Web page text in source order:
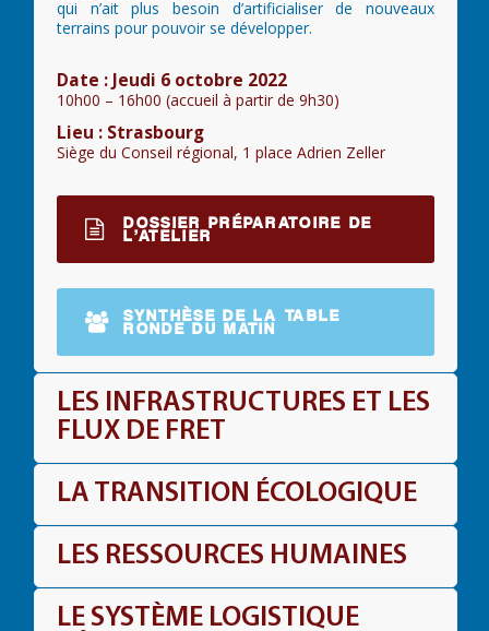
qui n’ait plus besoin d’artificialiser de nouveaux
terrains pour pouvoir se développer.
Date : Jeudi 6 octobre 2022
10h00 – 16h00 (accueil à partir de 9h30)
Lieu : Strasbourg
Siège du Conseil régional, 1 place Adrien Zeller
DOSSIER PRÉPARATOIRE DE
L’ATELIER
SYNTHÈSE DE LA TABLE
RONDE DU MATIN
LES INFRASTRUCTURES ET LES
FLUX DE FRET
LA TRANSITION ÉCOLOGIQUE
LES RESSOURCES HUMAINES
LE SYSTÈME LOGISTIQUE